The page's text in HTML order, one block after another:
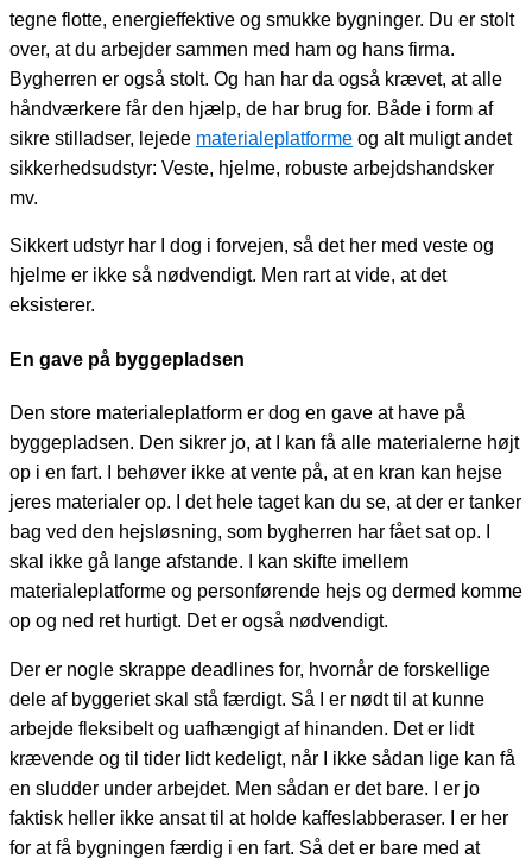
tegne flotte, energieffektive og smukke bygninger. Du er stolt
over, at du arbejder sammen med ham og hans firma.
Bygherren er også stolt. Og han har da også krævet, at alle
håndværkere får den hjælp, de har brug for. Både i form af
sikre stilladser, lejede materialeplatforme og alt muligt andet
sikkerhedsudstyr: Veste, hjelme, robuste arbejdshandsker
mv.
Sikkert udstyr har I dog i forvejen, så det her med veste og
hjelme er ikke så nødvendigt. Men rart at vide, at det
eksisterer.
En gave på byggepladsen
Den store materialeplatform er dog en gave at have på
byggepladsen. Den sikrer jo, at I kan få alle materialerne højt
op i en fart. I behøver ikke at vente på, at en kran kan hejse
jeres materialer op. I det hele taget kan du se, at der er tanker
bag ved den hejsløsning, som bygherren har fået sat op. I
skal ikke gå lange afstande. I kan skifte imellem
materialeplatforme og personførende hejs og dermed komme
op og ned ret hurtigt. Det er også nødvendigt.
Der er nogle skrappe deadlines for, hvornår de forskellige
dele af byggeriet skal stå færdigt. Så I er nødt til at kunne
arbejde fleksibelt og uafhængigt af hinanden. Det er lidt
krævende og til tider lidt kedeligt, når I ikke sådan lige kan få
en sludder under arbejdet. Men sådan er det bare. I er jo
faktisk heller ikke ansat til at holde kaffeslabberaser. I er her
for at få bygningen færdig i en fart. Så det er bare med at